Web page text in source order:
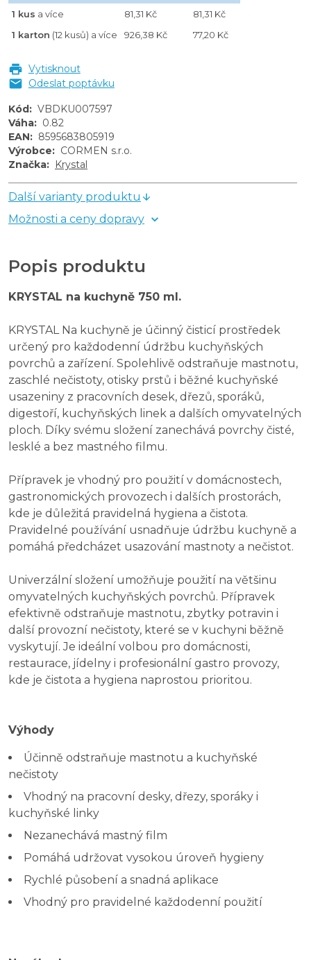
1 kus a více 81,31 Kč
81,31 Kč
1 karton (12 kusů) a více 926,38 Kč 77,20 Kč
Vytisknout
Odeslat poptávku
Kód: VBDKU007597
Váha: 0.82
EAN: 8595683805919
Výrobce: CORMEN s.r.o.
Značka: Krystal
Další varianty produktu
Možnosti a ceny dopravy
Popis produktu
KRYSTAL na kuchyně 750 ml.
KRYSTAL Na kuchyně je účinný čisticí prostředek
určený pro každodenní údržbu kuchyňských
povrchů a zařízení. Spolehlivě odstraňuje mastnotu,
zaschlé nečistoty, otisky prstů i běžné kuchyňské
usazeniny z pracovních desek, dřezů, sporáků,
digestoří, kuchyňských linek a dalších omyvatelných
ploch. Díky svému složení zanechává povrchy čisté,
lesklé a bez mastného filmu.
Přípravek je vhodný pro použití v domácnostech,
gastronomických provozech i dalších prostorách,
kde je důležitá pravidelná hygiena a čistota.
Pravidelné používání usnadňuje údržbu kuchyně a
pomáhá předcházet usazování mastnoty a nečistot.
Univerzální složení umožňuje použití na většinu
omyvatelných kuchyňských povrchů. Přípravek
efektivně odstraňuje mastnotu, zbytky potravin i
další provozní nečistoty, které se v kuchyni běžně
vyskytují. Je ideální volbou pro domácnosti,
restaurace, jídelny i profesionální gastro provozy,
kde je čistota a hygiena naprostou prioritou.
Výhody
Účinně odstraňuje mastnotu a kuchyňské
nečistoty
Vhodný na pracovní desky, dřezy, sporáky i
kuchyňské linky
Nezanechává mastný film
Pomáhá udržovat vysokou úroveň hygieny
Rychlé působení a snadná aplikace
Vhodný pro pravidelné každodenní použití